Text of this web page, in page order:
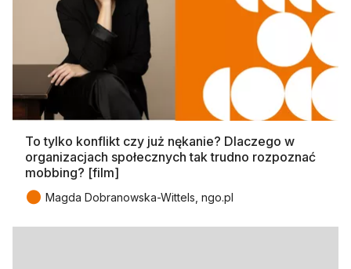
To tylko konflikt czy już nękanie? Dlaczego w
organizacjach społecznych tak trudno rozpoznać
mobbing? [film]
● Magda Dobranowska-Wittels, ngo.pl